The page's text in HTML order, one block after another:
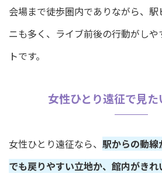
会場まで徒歩圏内でありながら、
ニも多く、ライブ前後の行動がし
トです。
女性ひとり遠征で見
女性ひとり遠征なら、 駅からの動
でも戻りやすい立地か、館内がき